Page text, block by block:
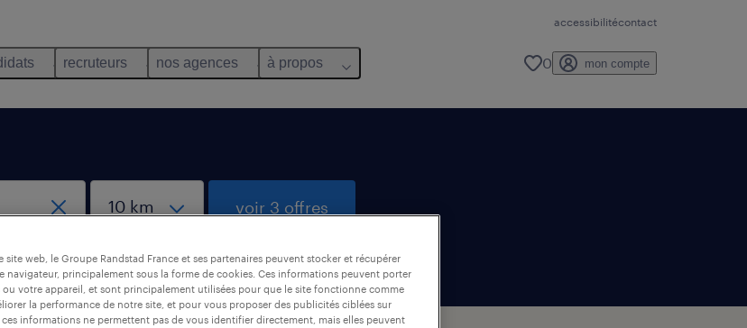
accessibilitécontact
recruteurs nos agences à propos 0 mon compte
voir 3 offres
créer une alerte email
site web, le Groupe Randstad France et ses partenaires peuvent stocker et récupérer
navigateur, principalement sous la forme de cookies. Ces informations peuvent porter
ou votre appareil, et sont principalement utilisées pour que le site fonctionne comme
la performance de notre site, et pour vous proposer des publicités ciblées sur
ces informations ne permettent pas de vous identifier directement, mais elles peuvent